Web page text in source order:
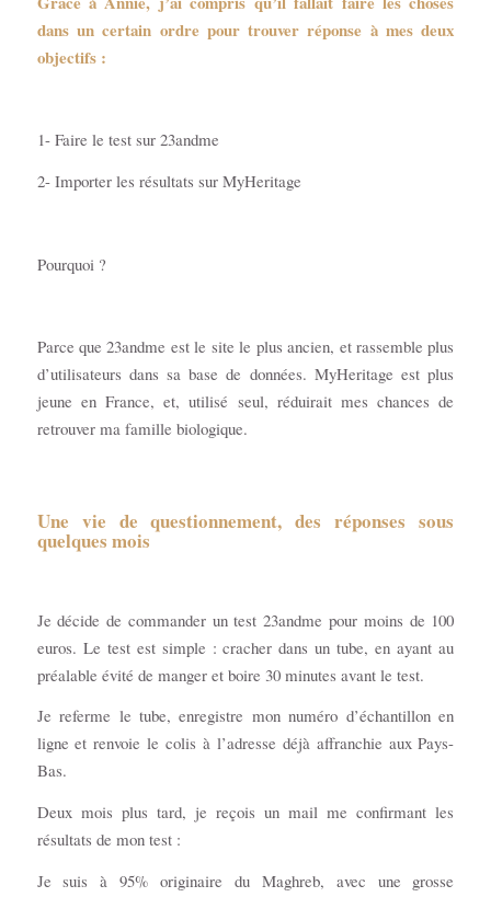
dans un certain ordre pour trouver réponse à mes deux
objectifs :
1- Faire le test sur 23andme
2- Importer les résultats sur MyHeritage
Pourquoi ?
Parce que 23andme est le site le plus ancien, et rassemble plus
d’utilisateurs dans sa base de données. MyHeritage est plus
jeune en France, et, utilisé seul, réduirait mes chances de
retrouver ma famille biologique.
Une vie de questionnement, des réponses sous
quelques mois
Je décide de commander un test 23andme pour moins de 100
euros. Le test est simple : cracher dans un tube, en ayant au
préalable évité de manger et boire 30 minutes avant le test.
Je referme le tube, enregistre mon numéro d’échantillon en
ligne et renvoie le colis à l’adresse déjà affranchie aux Pays-
Bas.
Deux mois plus tard, je reçois un mail me confirmant les
résultats de mon test :
Je suis à 95% originaire du Maghreb, avec une grosse